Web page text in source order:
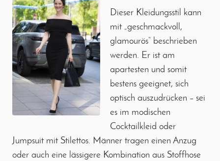
Dieser Kleidungsstil kann
mit „geschmackvoll,
glamourös“ beschrieben
werden. Er ist am
apartesten und somit
bestens geeignet, sich
optisch auszudrücken – sei
es im modischen
Cocktailkleid oder
Jumpsuit mit Stilettos. Männer tragen einen Anzug
oder auch eine lässigere Kombination aus Stoffhose